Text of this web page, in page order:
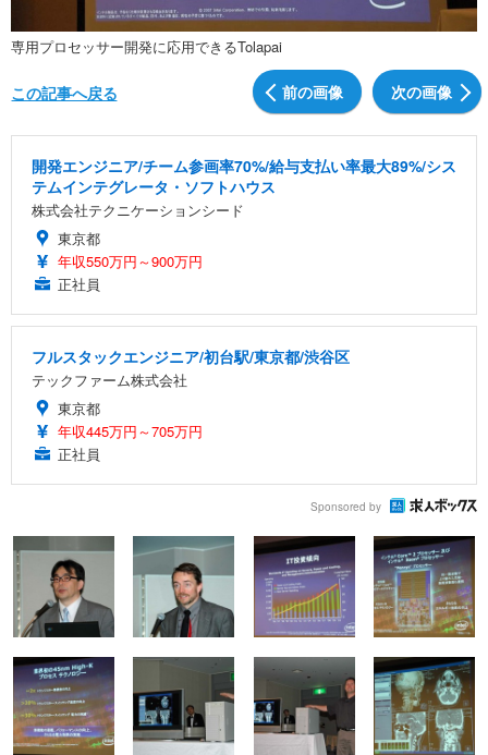
専用プロセッサー開発に応用できるTolapai
前の画像 次の画像
この記事へ戻る
開発エンジニア/チーム参画率70%/給与支払い率最大89%/シス
テムインテグレータ・ソフトハウス
株式会社テクニケーションシード
東京都
年収550万円～900万円
正社員
フルスタックエンジニア/初台駅/東京都/渋谷区
テックファーム株式会社
東京都
年収445万円～705万円
正社員
Sponsored by